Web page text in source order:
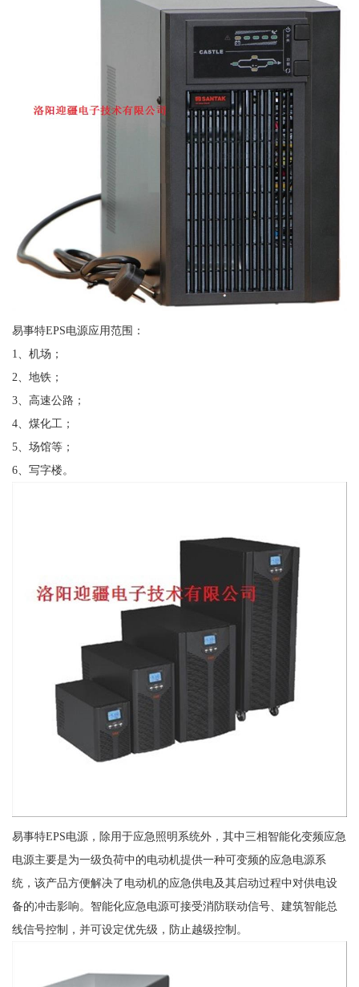
易事特EPS电源应用范围：
1、机场；
2、地铁；
3、高速公路；
4、煤化工；
5、场馆等；
6、写字楼。
易事特EPS电源，除用于应急照明系统外，其中三相智能化变频应急
电源主要是为一级负荷中的电动机提供一种可变频的应急电源系
统，该产品方便解决了电动机的应急供电及其启动过程中对供电设
备的冲击影响。智能化应急电源可接受消防联动信号、建筑智能总
线信号控制，并可设定优先级，防止越级控制。